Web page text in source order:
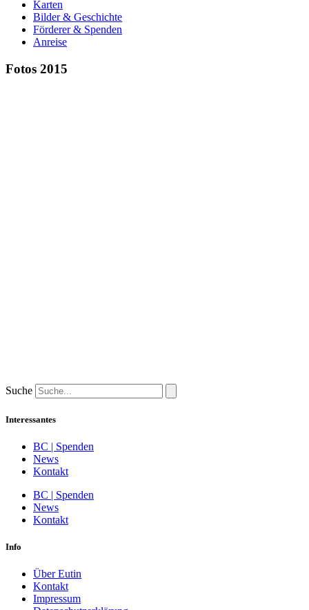
Karten
Bilder & Geschichte
Förderer & Spenden
Anreise
Fotos 2015
Suche
Interessantes
BC | Spenden
News
Kontakt
BC | Spenden
News
Kontakt
Info
Über Eutin
Kontakt
Impressum